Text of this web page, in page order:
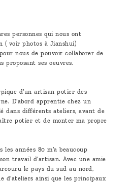
personnes qui nous ont
( voir photos à Jianshui)
nous de pouvoir collaborer de
proposant ses oeuvres.
d’un artisan potier des
D’abord apprentie chez un
dans différents ateliers, avant de
potier et de monter ma propre
les années 80 m’a beaucoup
travail d’artisan. Avec une amie
le pays du sud au nord,
d’ateliers ainsi que les principaux